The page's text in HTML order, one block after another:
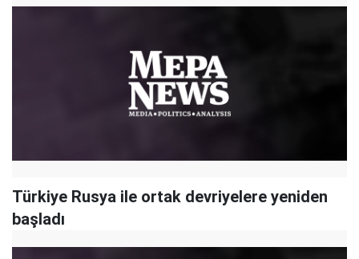
Türkiye Rusya ile ortak devriyelere yeniden
başladı